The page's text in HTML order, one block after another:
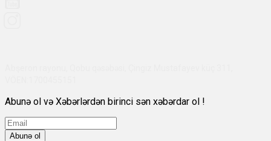
Abunə ol və Xəbərlərdən birinci sən xəbərdar ol !
Abunə ol